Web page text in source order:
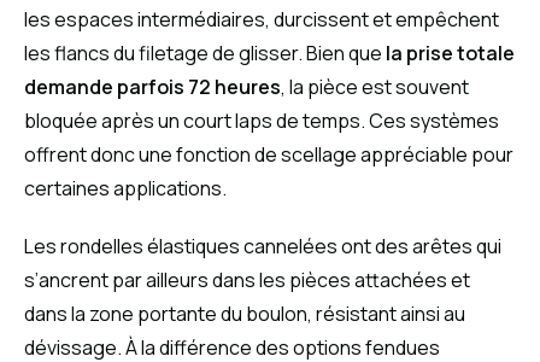
les espaces intermédiaires, durcissent et empêchent
les flancs du filetage de glisser. Bien que la prise totale
demande parfois 72 heures, la pièce est souvent
bloquée après un court laps de temps. Ces systèmes
offrent donc une fonction de scellage appréciable pour
certaines applications.
Les rondelles élastiques cannelées ont des arêtes qui
s’ancrent par ailleurs dans les pièces attachées et
dans la zone portante du boulon, résistant ainsi au
dévissage. À la différence des options fendues